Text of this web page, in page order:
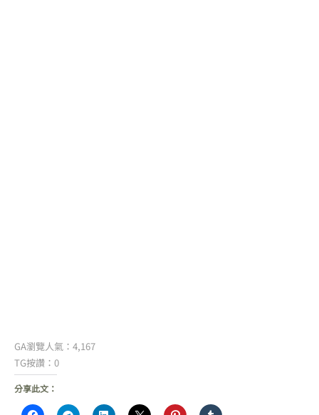
GA瀏覽人氣：4,167
TG按讚：0
分享此文：